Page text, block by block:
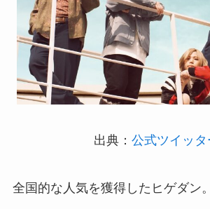
出典： 公式ツイッタ
全国的な人気を獲得したヒゲダン。